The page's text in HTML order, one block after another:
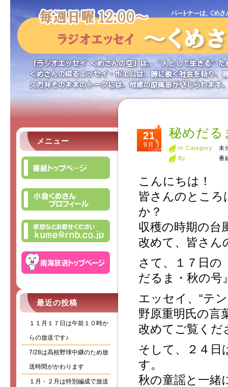
メニュー
最近の投稿
１１月１７日は午前１０時か
らの放送です♪
7/28は高校野球中継のため放
送時間がかわります
１月・２月は特別編成で放送
21
9月
秘めだる
In Category
未
By
番
こんにちは！
皆さんのところ
か？
収穫の時期の台
改めて、皆さん
さて、１７日の
だるま・秋の号
エッセイ、“テ
野原重明氏の言
改めてご覧くだ
そして、２４日
す。
秋の童謡と一緒